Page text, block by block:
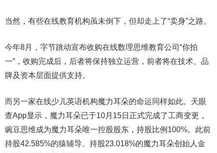
当然，有些在线教育机构虽未倒下，但却走上了“卖身”之路。
今年8月，字节跳动宣布收购在线数理思维教育公司“你拍
一”，收购完成后，后者将保持独立运营，前者将在技术、品
牌及资本层面提供支持。
而另一家在线少儿英语机构魔力耳朵的命运同样如此。天眼
查App显示，魔力耳朵已于10月15日正式完成了工商变更，
豌豆思维成为魔力耳朵唯一控股股东，持股比例100%。此前
持股42.585%的猿辅导、持股23.018%的魔力耳朵创始人金